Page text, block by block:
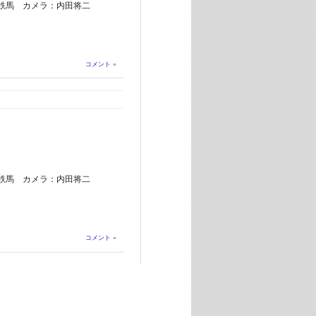
馬 カメラ：内田将二
コメント »
馬 カメラ：内田将二
コメント »